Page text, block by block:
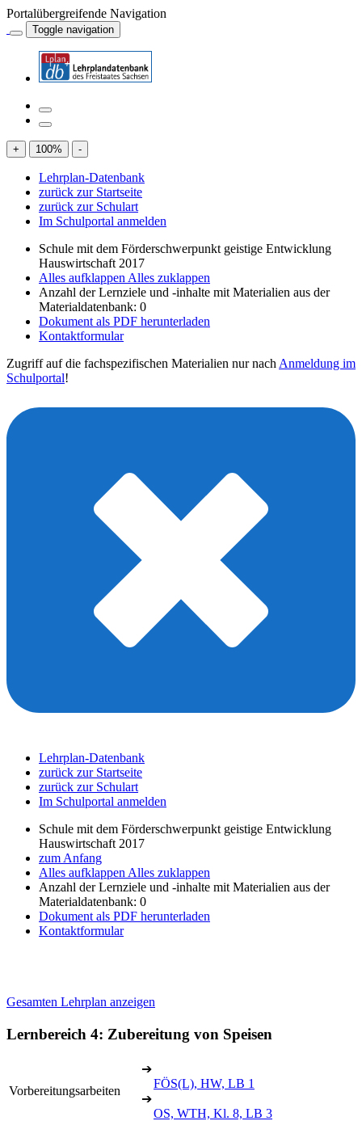
Portalübergreifende Navigation
Toggle navigation
+ 100% -
Lehrplan-Datenbank
zurück zur Startseite
zurück zur Schulart
Im Schulportal anmelden
Schule mit dem Förderschwerpunkt geistige Entwicklung
Hauswirtschaft 2017
Alles aufklappen Alles zuklappen
Anzahl der Lernziele und -inhalte mit Materialien aus der
Materialdatenbank: 0
Dokument als PDF herunterladen
Kontaktformular
Zugriff auf die fachspezifischen Materialien nur nach Anmeldung im
Schulportal!
Lehrplan-Datenbank
zurück zur Startseite
zurück zur Schulart
Im Schulportal anmelden
Schule mit dem Förderschwerpunkt geistige Entwicklung
Hauswirtschaft 2017
zum Anfang
Alles aufklappen Alles zuklappen
Anzahl der Lernziele und -inhalte mit Materialien aus der
Materialdatenbank: 0
Dokument als PDF herunterladen
Kontaktformular
Gesamten Lehrplan anzeigen
Lernbereich 4: Zubereitung von Speisen
Vorbereitungsarbeiten
➔
FÖS(L), HW, LB 1
➔
OS, WTH, Kl. 8, LB 3